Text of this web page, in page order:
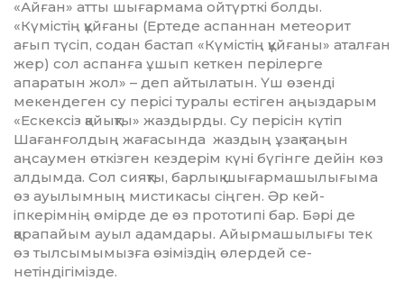
«Ай­ған» атты шығармама ойтүрткі бол­ды.
«Күмістің құйғаны (Ертеде ас­паннан метеорит
ағып түсіп, содан бас­тап «Күмістің құйғаны» атал­ған
жер) сол аспанға ұшып кет­кен перілерге
апаратын жол» – деп айтылатын. Үш өзенді
мекендеген су перісі туралы естіген аңыз­дарым
«Ескексіз қайықты» жаздырды. Су пе­рісін күтіп
Шаған­ғолдың жаға­сында жаздың ұзақ таңын
аңсау­мен өт­кізген кездерім күні бүгінге де­йін көз
алдымда. Сол сияқты, бар­лық шығармашылығыма
өз ауы­лымның мистикасы сіңген. Әр кей­
іпкерімнің өмірде де өз про­то­типі бар. Бәрі де
қарапайым ауыл адам­дары. Айырмашылығы тек
өз тыл­сымымызға өзіміздің өлердей се­
нетіндігімізде.